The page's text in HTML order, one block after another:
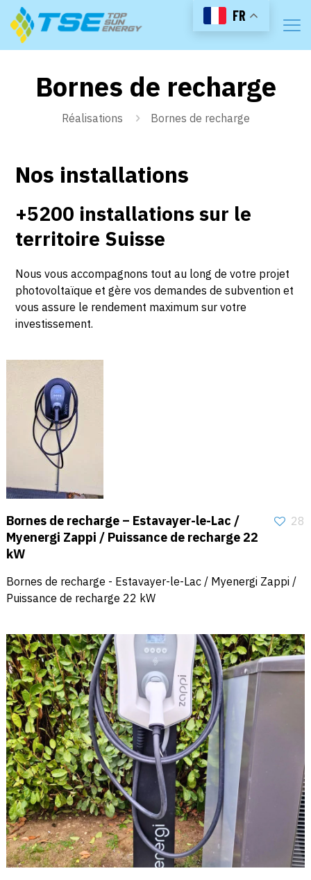
Bornes de recharge
Réalisations Bornes de recharge
Nos installations
+5200 installations sur le
territoire Suisse
Nous vous accompagnons tout au long de votre projet
photovoltaïque et gère vos demandes de subvention et
vous assure le rendement maximum sur votre
investissement.
Bornes de recharge – Estavayer-le-Lac /
Myenergi Zappi / Puissance de recharge 22
kW
28
Bornes de recharge - Estavayer-le-Lac / Myenergi Zappi /
Puissance de recharge 22 kW
FR